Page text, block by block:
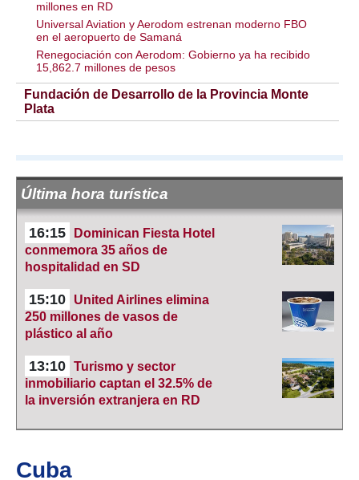
millones en RD
Universal Aviation y Aerodom estrenan moderno FBO
en el aeropuerto de Samaná
Renegociación con Aerodom: Gobierno ya ha recibido
15,862.7 millones de pesos
Fundación de Desarrollo de la Provincia Monte
Plata
Última hora turística
16:15
Dominican Fiesta Hotel
conmemora 35 años de
hospitalidad en SD
15:10
United Airlines elimina
250 millones de vasos de
plástico al año
13:10 Turismo y sector
inmobiliario captan el 32.5% de
la inversión extranjera en RD
Cuba